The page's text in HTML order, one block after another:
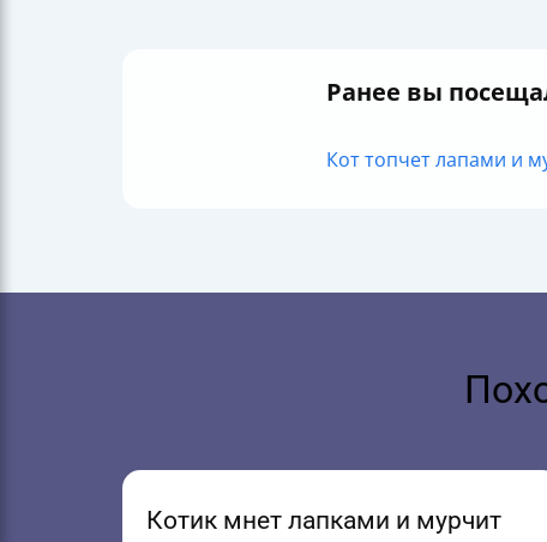
Ранее вы
Кот топчет лапами и
Котик мнет лапками и мурчит